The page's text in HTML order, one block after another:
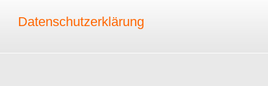
Datenschutzerklärung